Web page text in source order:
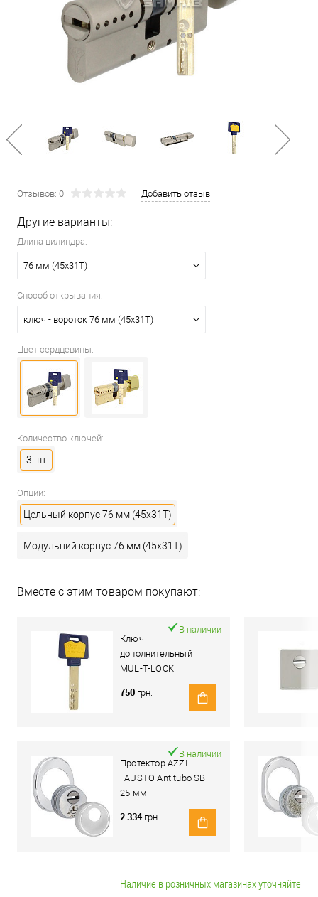
Отзывов: 0 Добавить отзыв
Другие варианты:
Длина цилиндра:
76 мм (45x31T)
Способ открывания:
ключ - вороток 76 мм (45x31T)
Цвет сердцевины:
Количество ключей:
3 шт
Опции:
Цельный корпус 76 мм (45x31T)
Модульний корпус 76 мм (45x31T)
Вместе с этим товаром покупают:
Ключ
дополнительный
MUL-T-LOCK
MTL600/Interactive+
В наличии
750 грн.
Протектор AZZI
FAUSTO Antitubo SB
25 мм
овальный широкий
хром полированный
В наличии
2 334 грн.
Наличие в розничных магазинах уточняйте